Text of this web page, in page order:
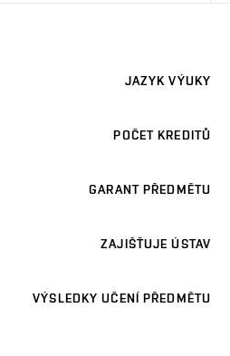
JAZYK VÝUKY
POČET KREDITŮ
GARANT PŘEDMĚTU
ZAJIŠŤUJE ÚSTAV
VÝSLEDKY UČENÍ PŘEDMĚTU